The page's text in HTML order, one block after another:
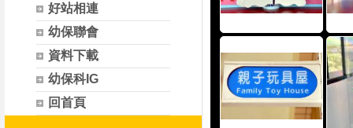
好站相連
幼保聯會
資料下載
幼保科IG
回首頁